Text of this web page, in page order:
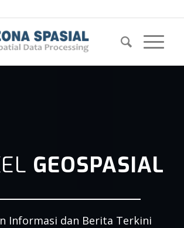
GEOSPASIAL
Informasi dan Berita Terkini